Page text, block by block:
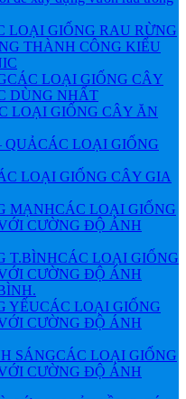
LOẠI GIỐNG RAU RỪNG
THÀNH CÔNG KIỂU
CÁC LOẠI GIỐNG CÂY
DÙNG NHẤT
LOẠI GIỐNG CÂY ĂN
QUẢCÁC LOẠI GIỐNG
LOẠI GIỐNG CÂY GIA
MẠNHCÁC LOẠI GIỐNG
CƯỜNG ĐỘ ÁNH
T.BÌNHCÁC LOẠI GIỐNG
CƯỜNG ĐỘ ÁNH
YẾUCÁC LOẠI GIỐNG
CƯỜNG ĐỘ ÁNH
SÁNGCÁC LOẠI GIỐNG
CƯỜNG ĐỘ ÁNH